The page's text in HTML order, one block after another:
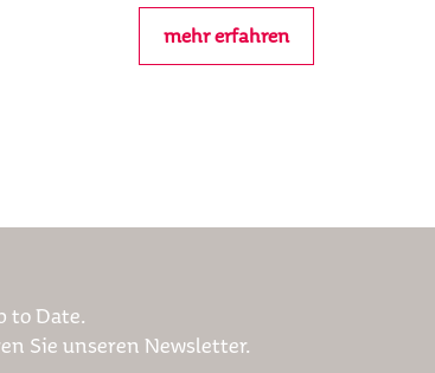
mehr erfahren
to Date.
Sie unseren Newsletter.